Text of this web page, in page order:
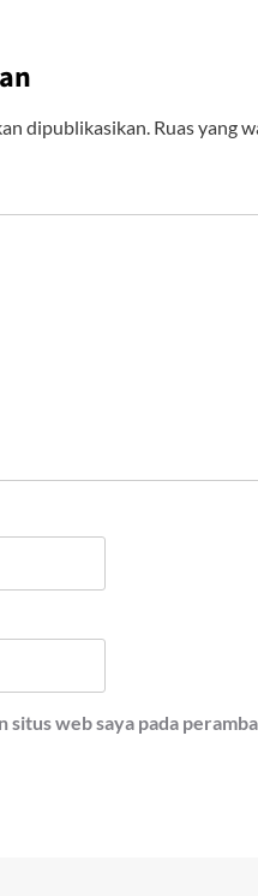
dipublikasikan. Ruas yang
situs web saya pada